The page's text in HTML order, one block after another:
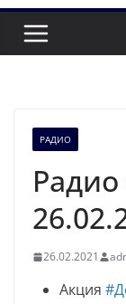
РАДИО
Радио
26.02.2021
Акция